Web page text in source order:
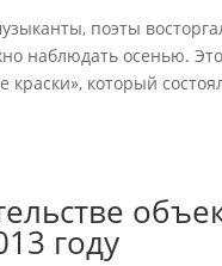
поэты
наблюдать осенью.
который
году